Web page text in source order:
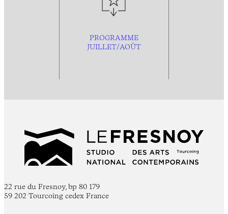
PROGRAMME
JUILLET/AOÛT
22 rue du Fresnoy, bp 80 179
59 202 Tourcoing cedex France